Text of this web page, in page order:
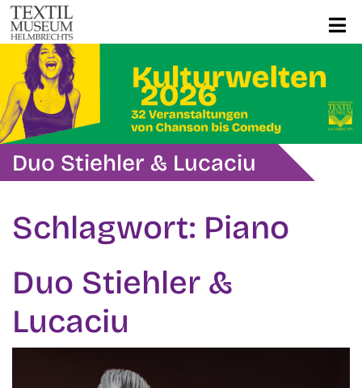
Duo Stiehler & Lucaciu
Schlagwort: Piano
Duo Stiehler &
Lucaciu